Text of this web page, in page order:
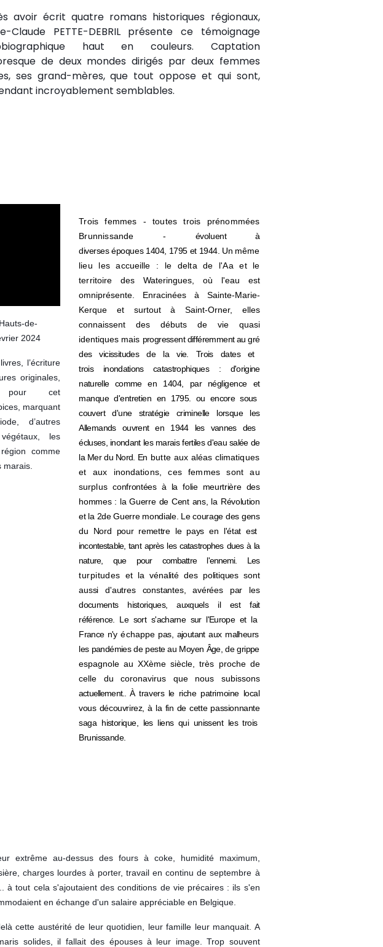
avoir écrit quatre romans historiques régionaux,
Claude PETTE-DEBRIL présente ce témoignage
haut en couleurs. Captation
de deux mondes dirigés par deux femmes
ses grand-mères, que tout oppose et qui sont,
incroyablement semblables.
de-
2024
l’écriture
originales,
pour cet
marquant
d’autres
les
comme
Trois femmes - toutes trois prénommées
Brunnissande - évoluent à
diverses époques 1404, 1795 et 1944. Un même
lieu les accueille : le delta de l'Aa et le
territoiredes Wateringues, où l'eau est
omniprésente. Enracinées à Sainte-Marie-
Kerque et surtout à Saint-Orner, elles
connaissent des débuts de vie quasi
identiques mais progressent différemment au gré
des vicissitudes de la vie. Trois dates et
trois inondations catastrophiques: d'origine
naturellecommeen 1404, parnégligence et
manque d'entretien en 1795. ou encore sous
couvert d'une stratégie criminelle lorsqueles
Allemands ouvrent en 1944 lesvannes des
écluses, inondant les maraisfertilesd'eau saléede
la Mer du Nord. En butte auxaléas climatiques
et aux inondations, ces femmes sont au
surplusconfrontées à la foliemeurtrière des
hommes: la Guerre deCent ans, la Révolution
et la 2de Guerre mondiale. Le courage des gens
du Nord pourremettrele pays en l'étatest
incontestable, tant aprèslescatastrophes duesà la
nature, que pourcombattrel'ennemi. Les
turpitudes et la vénalité despolitiquessont
aussi d'autresconstantes, avéréespar les
documentshistoriques, auxquelsil est fait
référence. Lesort s'acharne surl'Europe et la
France n'yéchappepas, ajoutantauxmalheurs
les pandémies de peste au Moyen Âge, de grippe
espagnole au XXème siècle, très proche de
celle du coronavirus que nous subissons
actuellement..À travers le riche patrimoine local
vousdécouvrirez, à la fin decette passionnante
saga historique, les liens qui unissentles trois
Brunissande.
extrême au-dessus des fours à coke, humidité maximum,
charges lourdes à porter, travail en continu de septembre à
à tout cela s'ajoutaient des conditions de vie précaires : ils s'en
en échange d'un salaire appréciable en Belgique.
cette austérité de leur quotidien, leur famille leur manquait. A
solides, il fallait des épouses à leur image. Trop souvent